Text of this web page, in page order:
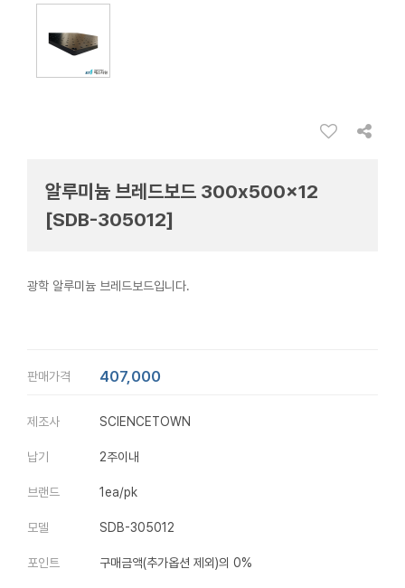
알루미늄 브레드보드 300x500x12
[SDB-305012]
광학 알루미늄 브레드보드입니다.
판매가격 407,000
제조사 SCIENCETOWN
납기 2주이내
브랜드 1ea/pk
모델 SDB-305012
포인트 구매금액(추가옵션 제외)의 0%